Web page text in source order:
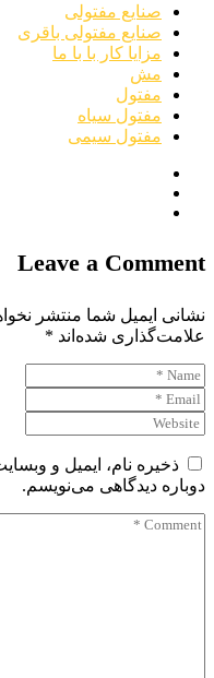
صنایع مفتولی
صنایع مفتولی باقری
مزایا کار با با ما
مش
مفتول
مفتول سیاه
مفتول سیمی
Leave a Comment
نشانی ایمیل شما منتشر
علامت‌گذاری شده‌اند *
ذخیره نام، ایمیل و
دوباره دیدگاهی می‌نویسم.